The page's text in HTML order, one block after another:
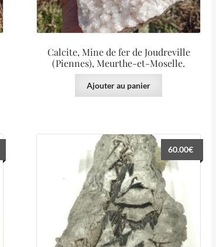
Calcite, Mine de fer de Joudreville
(Piennes), Meurthe-et-Moselle.
Ajouter au panier
60.00€